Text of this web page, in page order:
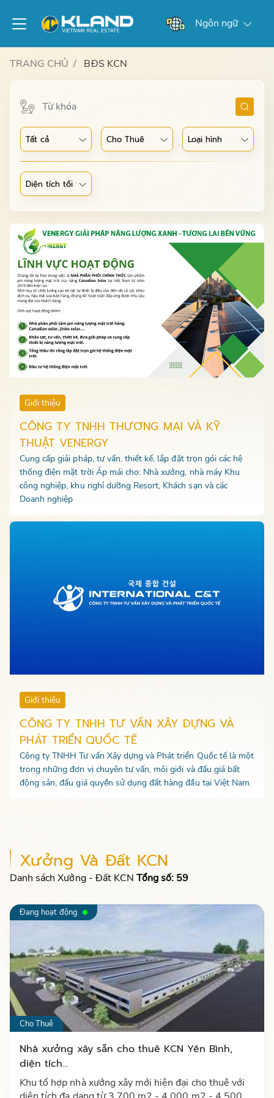
Ngôn ngữ
TRANG CHỦ BĐS KCN
Giới thiệu
CÔNG TY TNHH THƯƠNG MẠI VÀ KỸ
THUẬT VENERGY
Cung cấp giải pháp, tư vấn, thiết kế, lắp đặt trọn gói các hệ
thống điện mặt trời Áp mái cho: Nhà xưởng, nhà máy Khu
công nghiệp, khu nghỉ dưỡng Resort, Khách sạn và các
Doanh nghiệp
Giới thiệu
CÔNG TY TNHH TƯ VẤN XÂY DỰNG VÀ
PHÁT TRIỂN QUỐC TẾ
Công ty TNHH Tư vấn Xây dựng và Phát triển Quốc tế là một
trong những đơn vị chuyên tư vấn, môi giới và đấu giá bất
động sản, đấu giá quyền sử dụng đất hàng đầu tại Việt Nam.
Xưởng Và Đất KCN
Danh sách Xưởng - Đất KCNTổng số: 59
Đang hoạt động
Cho Thuê
Nhà xưởng xây sẵn cho thuê KCN Yên Bình,
diện tích...
Khu tổ hợp nhà xưởng xây mới hiện đại cho thuê với